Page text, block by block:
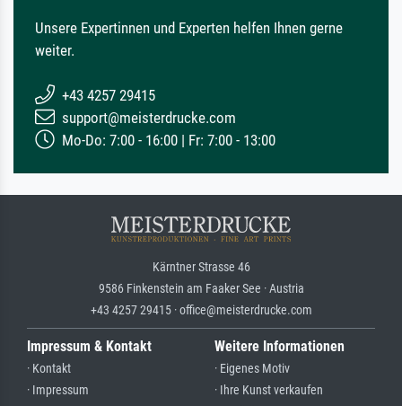
Unsere Expertinnen und Experten helfen Ihnen gerne
weiter.
+43 4257 29415
support@meisterdrucke.com
Mo-Do: 7:00 - 16:00 | Fr: 7:00 - 13:00
Kärntner Strasse 46
9586 Finkenstein am Faaker See · Austria
+43 4257 29415 · office@meisterdrucke.com
Impressum & Kontakt
· Kontakt
· Impressum
Weitere Informationen
· Eigenes Motiv
· Ihre Kunst verkaufen